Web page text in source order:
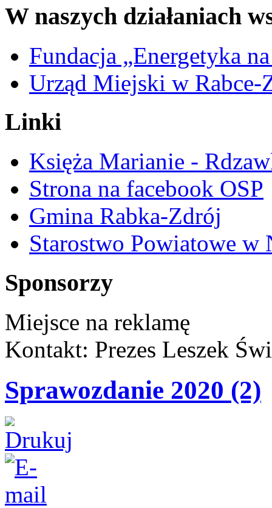
W naszych działaniach
Fundacja „Energetyka
Urząd Miejski w Rabce-
Linki
Księża Marianie -
Strona na facebook OSP
Gmina Rabka-Zdrój
Starostwo Powiatowe w
Sponsorzy
Miejsce na reklamę
Kontakt: Prezes Leszek
Sprawozdanie 2020 (2)